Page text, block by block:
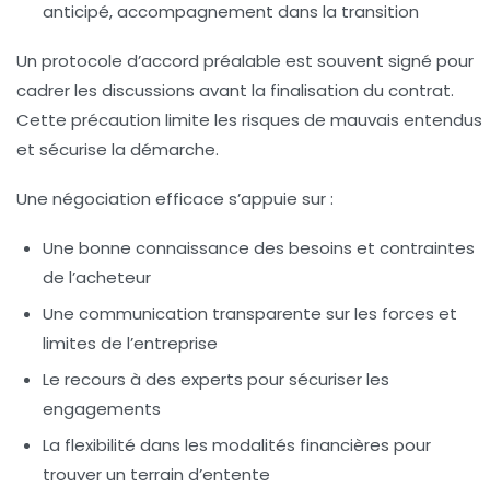
anticipé, accompagnement dans la transition
Un protocole d’accord préalable est souvent signé pour
cadrer les discussions avant la finalisation du contrat.
Cette précaution limite les risques de mauvais entendus
et sécurise la démarche.
Une négociation efficace s’appuie sur :
Une bonne connaissance des besoins et contraintes
de l’acheteur
Une communication transparente sur les forces et
limites de l’entreprise
Le recours à des experts pour sécuriser les
engagements
La flexibilité dans les modalités financières pour
trouver un terrain d’entente